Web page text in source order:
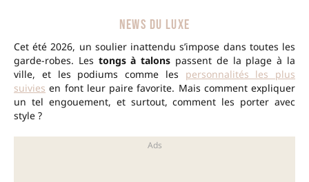
NEWS DU LUXE
Cet été 2026, un soulier inattendu s’impose dans toutes les
garde-robes. Les tongs à talons passent de la plage à la
ville, et les podiums comme les personnalités les plus
suivies en font leur paire favorite. Mais comment expliquer
un tel engouement, et surtout, comment les porter avec
style ?